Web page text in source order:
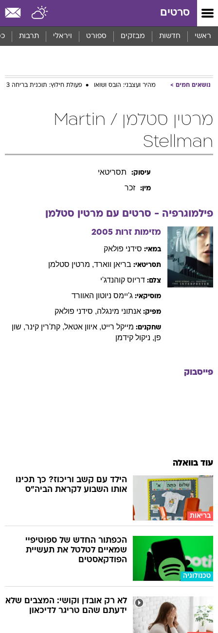
סרטים
ראשי חדשות מבזקים ספורט ויראלי תרבות
נושאים חמים מהיר ועצבני: הובס ושואו פעולת חילוץ: תוכנית בריחה 3
מרטין סטלמן / Martin
Stellman
עיסוק: תסריטאי
מין: זכר
פילמוגרפיה - סרטים עם מרטין סטלמן
מזימות זרות 2005
במאי: סידני פולאק
תסריטאי: בריאן ווארד, מרטין סטלמן
צלם: דריוס קוהנדג'י
מוסיקאי: ג'יימס ניוטון האוורד
מפיק: אנתוני מינגלה, סידני פולאק
שחקנים: מייקל רייט, איוון אטאל, קת'רין קינר, שון
פן, ניקול קידמן
פייסבוק
עוד בוואלה
בריאות
הילד עם קשב וריכוז? כך תכינו
אותו השבוע לקראת הביה"ס
טכנולוגיה
הכפתור החדש של ספוטיפיי
שמאיים לטלטל את תעשיית
הפודקאסטים
לא רק אובדן וקושי: המצבים שלא
ידעתם שהם טריגר לדיכאון